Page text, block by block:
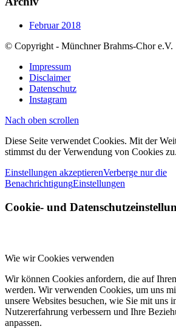
Februar 2018
© Copyright - Münchner Brahms-Chor e.V.
Impressum
Disclaimer
Datenschutz
Instagram
Nach oben scrollen
Diese Seite verwendet Cookies. Mit der
stimmst du der Verwendung von Cookies zu.
Einstellungen akzeptierenVerberge nur die
BenachrichtigungEinstellungen
Cookie- und
Wie wir Cookies verwenden
Wir können Cookies anfordern, die auf
werden. Wir verwenden Cookies, um uns
unsere Websites besuchen, wie Sie mit uns
Nutzererfahrung verbessern und Ihre
anpassen.